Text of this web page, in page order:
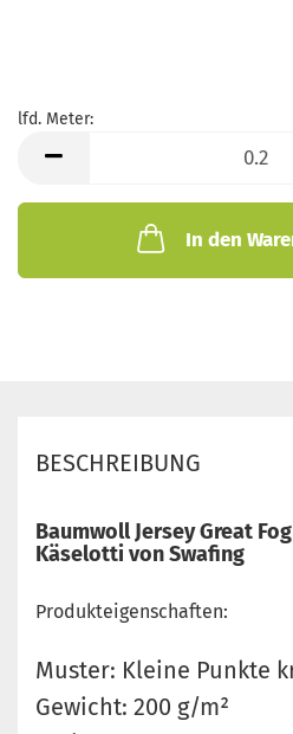
lfd. Meter:
Meter
In den
BESCHREIBUNG
Baumwoll Jersey Great
Käselotti von Swafing
Produkteigenschaften:
Muster: Kleine Punkte
Gewicht: 200 g/m²